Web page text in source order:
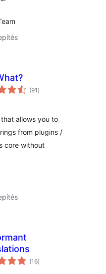
(91 értékelés
összesen
)
allows you to
from plugins /
core without
(16értékelés
összesen
)